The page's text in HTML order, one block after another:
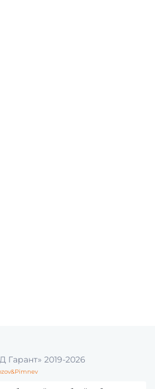
/БОРЫ,
(БОРЫ,
ЗУБОВ
И
ДЛЯ МОДЕЛЕЙ
ДЛЯ
Гарант» 2019-2026